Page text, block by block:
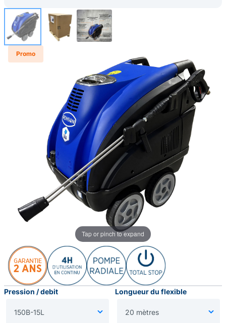
Tap or pinch to expand
Promo
Pression / debit Longueur du flexible